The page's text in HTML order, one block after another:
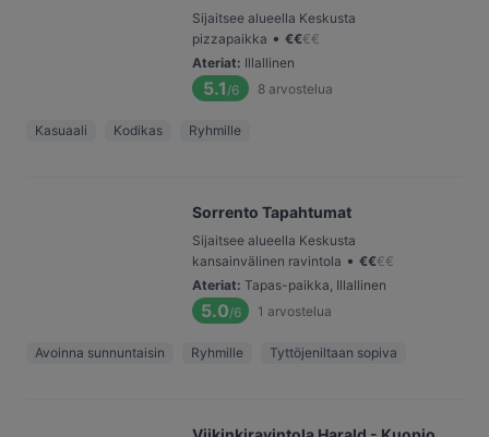
Sijaitsee alueella Keskusta
pizzapaikka • €€€€
Ateriat: Illallinen
5.1 /6 8 arvostelua
Kasuaali Kodikas Ryhmille
Sorrento Tapahtumat
Sijaitsee alueella Keskusta
kansainvälinen ravintola • €€€€
Ateriat: Tapas-paikka, Illallinen
5.0/6 1 arvostelua
Avoinna sunnuntaisin Ryhmille Tyttöjeniltaan sopiva